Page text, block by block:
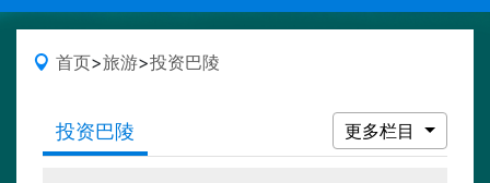
首页>旅游>投资巴陵
投资巴陵 更多栏目